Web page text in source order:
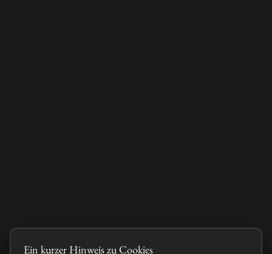
Ein kurzer Hinweis zu Cookies